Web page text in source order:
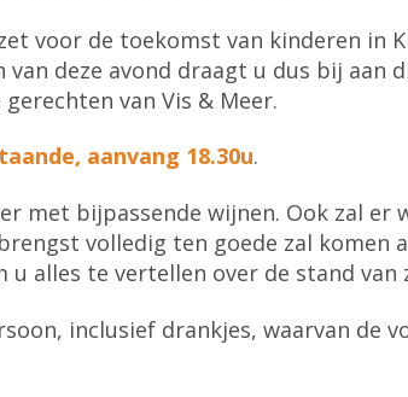
voor de toekomst van kinderen in
deze avond draagt u dus bij aan
van Vis & Meer.
aanvang 18.30u.
met bijpassende wijnen. Ook zal er
volledig ten goede zal komen
alles te vertellen over de stand van
inclusief drankjes, waarvan de